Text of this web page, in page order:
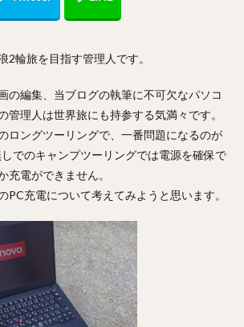
2輪旅を目指す管理人です。
の編集、当ブログの執筆に不可欠なパソコ
理人は世界旅にも持参する気満々です。
ロングツーリングで、一番問題になるのが
でのキャンプツーリングでは電源を確保で
充電ができません。
PC充電について考えてみようと思います。